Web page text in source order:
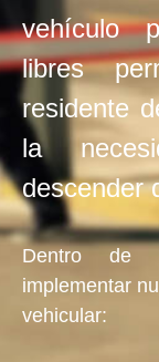
vehículo
libres
residente
la
descender
Dentro de
implementar
vehicular: